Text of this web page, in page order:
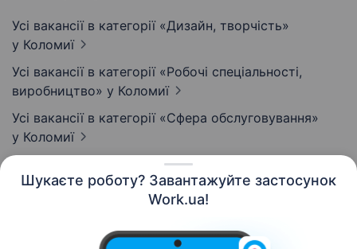
Шукаєте роботу? Завантажуйте застосунок
Work.ua!
Усі вакансії в категорії «Дизайн, творчість»
у Коломиї
Усі вакансії в категорії «Робочі спеціальності,
виробництво» у Коломиї
Усі вакансії в категорії «Сфера обслуговування»
у Коломиї